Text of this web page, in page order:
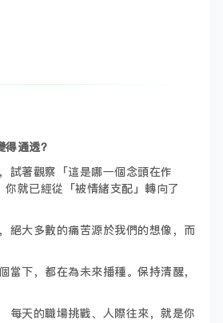
通透？
試著觀察「這是哪一個念頭在作
就已經從「被情緒支配」轉向了
絕大多數的痛苦源於我們的想像，而
當下，都在為未來播種。保持清醒，
每天的職場挑戰、人際往來，就是你